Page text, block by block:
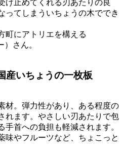
け止めてくれる刃あたりの良
ってしまういちょうの木ででき
町にアトリエを構える
）さん。
産いちょうの一枚板
材。弾力性があり、ある程度の
れます。やさしい刃あたりで包
首への負担も軽減されます。
味やフルーツなど、ちょこっと